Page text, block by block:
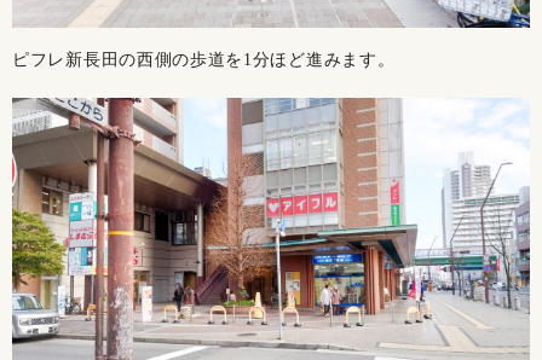
ピフレ新長田の西側の歩道を1分ほど進みます。